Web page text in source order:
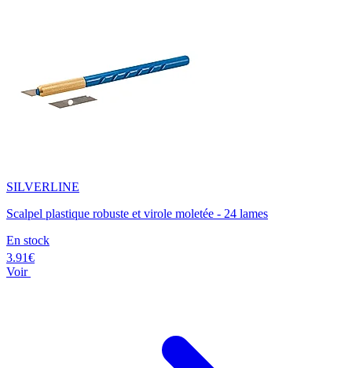
SILVERLINE
Scalpel plastique robuste et virole moletée - 24 lames
En stock
3.91€
Voir